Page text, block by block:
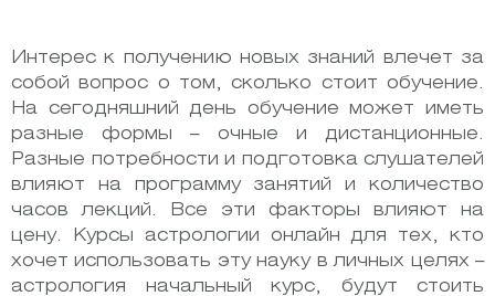
Интерес к получению новых знаний влечет за
собой вопрос о том, сколько стоит обучение.
На сегодняшний день обучение может иметь
разные формы – очные и дистанционные.
Разные потребности и подготовка слушателей
влияют на программу занятий и количество
часов лекций. Все эти факторы влияют на
цену. Курсы астрологии онлайн для тех, кто
хочет использовать эту науку в личных целях –
астрология начальный курс, будут стоить